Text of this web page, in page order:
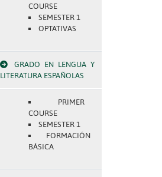
COURSE
SEMESTER 1
OPTATIVAS
GRADO EN LENGUA Y
LITERATURA ESPAÑOLAS
PRIMER
COURSE
SEMESTER 1
FORMACIÓN
BÁSICA